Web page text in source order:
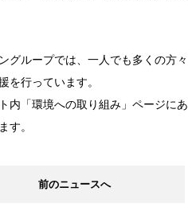
グループでは、一人でも多くの方
を行っています。
内 「環境への取り組み」ページに
す。
前のニュースへ